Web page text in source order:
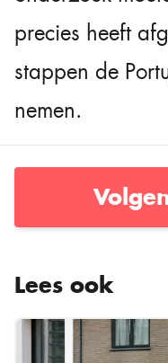
precies heeft
stappen de
nemen.
Lees ook